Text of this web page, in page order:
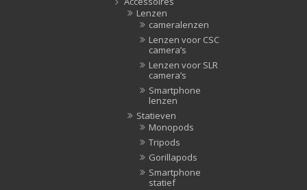
televisie afstandsbedieningen
Afstandsbedieningen
Lenzen
cameralenzen
Lenzen voor CSC
camera’s
Lenzen voor SLR
camera’s
Smartphone
lenzen
Statieven
Monopods
Tripods
Gorillapods
Smartphone
statief